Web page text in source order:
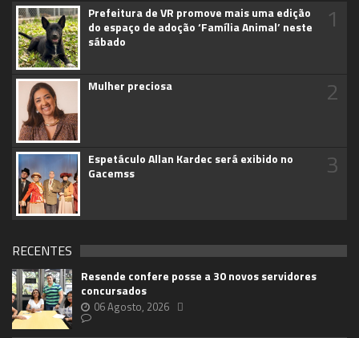
Prefeitura de VR promove mais uma edição
do espaço de adoção ‘Família Animal’ neste
sábado
1
Mulher preciosa 2
Espetáculo Allan Kardec será exibido no
Gacemss
3
RECENTES
Resende confere posse a 30 novos servidores
concursados
06 Agosto, 2026